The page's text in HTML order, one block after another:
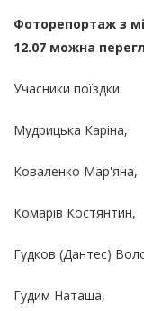
Фоторепортаж з
12.07 можна
Учасники поїздки:
Мудрицька Каріна,
Коваленко Мар'яна,
Комарів Костянтин,
Гудков (Дантес)
Гудим Наташа,